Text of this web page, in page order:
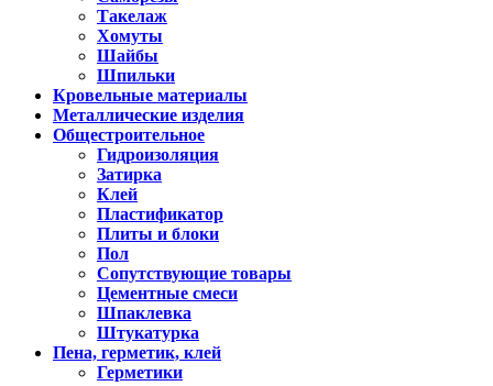
Такелаж
Хомуты
Шайбы
Шпильки
Кровельные материалы
Металлические изделия
Общестроительное
Гидроизоляция
Затирка
Клей
Пластификатор
Плиты и блоки
Пол
Сопутствующие товары
Цементные смеси
Шпаклевка
Штукатурка
Пена, герметик, клей
Герметики